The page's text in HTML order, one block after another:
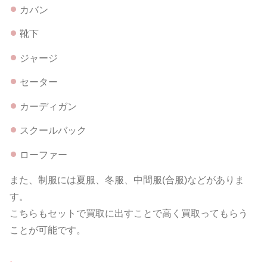
カバン
靴下
ジャージ
セーター
カーディガン
スクールバック
ローファー
また、制服には夏服、冬服、中間服(合服)などがありま
す。
こちらもセットで買取に出すことで高く買取ってもらう
ことが可能です。